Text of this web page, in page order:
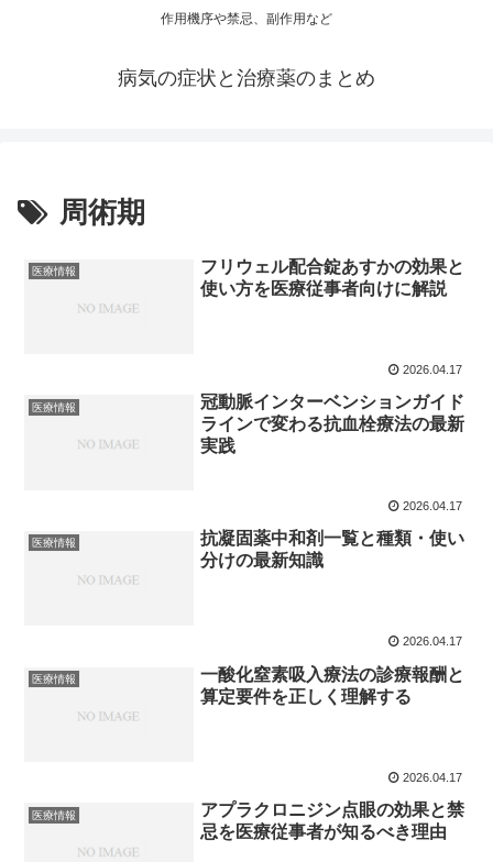
作用機序や禁忌、副作用など
病気の症状と治療薬のまとめ
周術期
医療情報
フリウェル配合錠あすかの効果と
使い方を医療従事者向けに解説
2026.04.17
医療情報
冠動脈インターベンションガイド
ラインで変わる抗血栓療法の最新
実践
2026.04.17
医療情報
抗凝固薬中和剤一覧と種類・使い
分けの最新知識
2026.04.17
医療情報
一酸化窒素吸入療法の診療報酬と
算定要件を正しく理解する
2026.04.17
医療情報
アプラクロニジン点眼の効果と禁
忌を医療従事者が知るべき理由